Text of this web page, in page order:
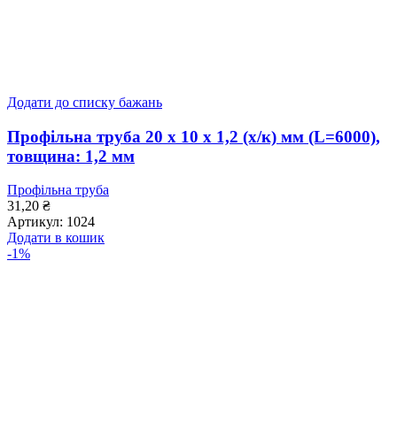
Додати до списку бажань
Профільна труба 20 x 10 x 1,2 (х/к) мм (L=6000),
товщина: 1,2 мм
Профільна труба
31,20 ₴
Артикул: 1024
Додати в кошик
-1%